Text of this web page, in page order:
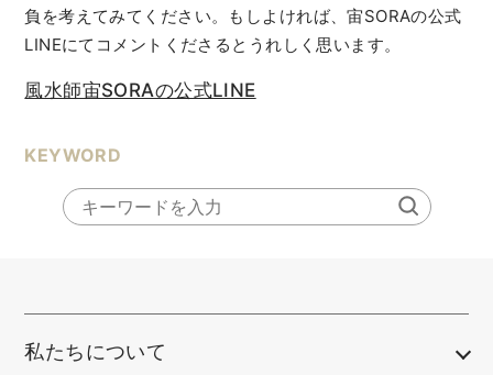
負を考えてみてください。もしよければ、宙SORAの公式
LINEにてコメントくださるとうれしく思います。
風水師宙SORAの公式LINE
KEYWORD
私たちについて